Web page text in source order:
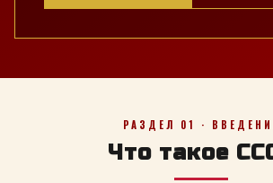
РАЗДЕЛ 01 ·
Что такое